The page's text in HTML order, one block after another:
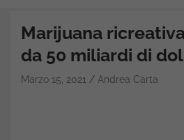
Marijuana
da 50 miliardi di
Marzo 15, 2021 Andrea Carta